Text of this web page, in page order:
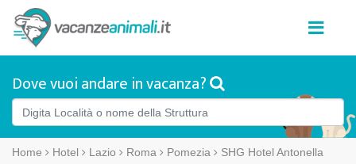
Dove vuoi andare in vacanza?
Home Hotel Lazio Roma Pomezia SHG Hotel Antonella